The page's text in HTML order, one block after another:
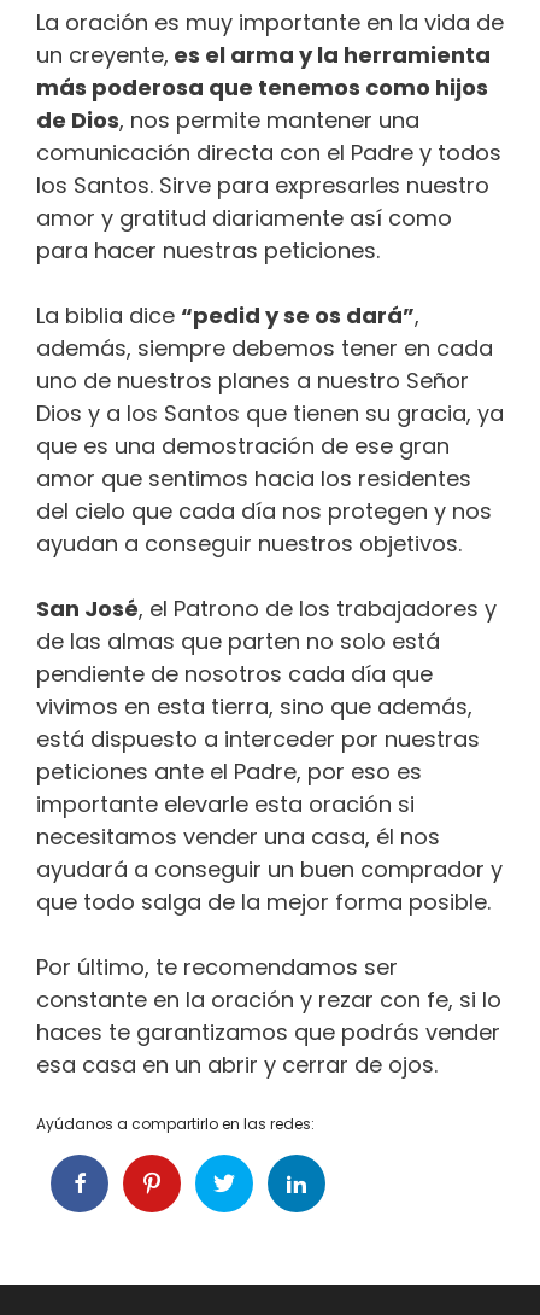
La oración es muy importante en la vida de
un creyente, es el arma y la herramienta
más poderosa que tenemos como hijos
de Dios, nos permite mantener una
comunicación directa con el Padre y todos
los Santos. Sirve para expresarles nuestro
amor y gratitud diariamente así como
para hacer nuestras peticiones.
La biblia dice “pedid y se os dará”,
además, siempre debemos tener en cada
uno de nuestros planes a nuestro Señor
Dios y a los Santos que tienen su gracia, ya
que es una demostración de ese gran
amor que sentimos hacia los residentes
del cielo que cada día nos protegen y nos
ayudan a conseguir nuestros objetivos.
San José, el Patrono de los trabajadores y
de las almas que parten no solo está
pendiente de nosotros cada día que
vivimos en esta tierra, sino que además,
está dispuesto a interceder por nuestras
peticiones ante el Padre, por eso es
importante elevarle esta oración si
necesitamos vender una casa, él nos
ayudará a conseguir un buen comprador y
que todo salga de la mejor forma posible.
Por último, te recomendamos ser
constante en la oración y rezar con fe, si lo
haces te garantizamos que podrás vender
esa casa en un abrir y cerrar de ojos.
Ayúdanos a compartirlo en las redes: